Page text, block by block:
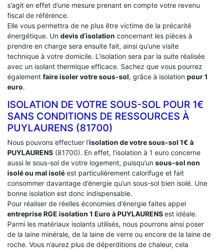
s’agit en effet d’une mesure prenant en compte votre revenu
fiscal de référence.
Elle vous permettra de ne plus être victime de la précarité
énergétique. Un devis d’isolation concernant les pièces à
prendre en charge sera ensuite fait, ainsi qu’une visite
technique à votre domicile. L’isolation sera par la suite réalisée
avec un isolant thermique efficace. Sachez que vous pourrez
également faire isoler votre sous-sol, grâce à isolation pour 1
euro.
ISOLATION DE VOTRE SOUS-SOL POUR 1€
SANS CONDITIONS DE RESSOURCES À
‎PUYLAURENS (81700)
Nous pouvons effectuer l’isolation de votre sous-sol 1€ à
PUYLAURENS (81700). En effet, l’isolation à 1 euro concerne
aussi le sous-sol de votre logement, puisqu’un sous-sol non
isolé ou mal isolé est particulièrement calorifuge et fait
consommer davantage d’énergie qu’un sous-sol bien isolé. Une
bonne isolation est donc indispensable.
Pour réaliser de réelles économies d’énergie faites appel
entreprise RGE isolation 1 Euro à PUYLAURENSest idéale.
Parmi les matériaux isolants utilisés, nous pourrons ainsi poser
de la laine minérale, de la laine de verre ou encore de la laine de
roche. Vous n’aurez plus de déperditions de chaleur, cela